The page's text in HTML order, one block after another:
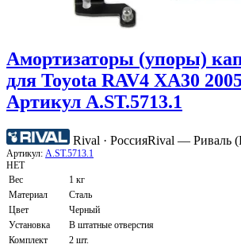
Амортизаторы (упоры)
для Toyota RAV4 XA30
Артикул A.ST.5713.1
Rival · РоссияRival — Риваль
Артикул: A.ST.5713.1
НЕТ
Вес
1 кг
Материал
Сталь
Цвет
Черный
Установка
В штатные отверстия
Комплект
2 шт.